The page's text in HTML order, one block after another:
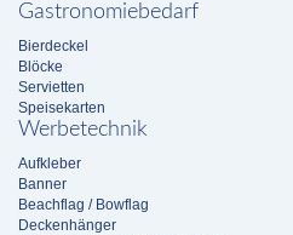
Gastronomiebedarf
Bierdeckel
Blöcke
Servietten
Speisekarten
Werbetechnik
Aufkleber
Banner
Beachflag / Bowflag
Deckenhänger